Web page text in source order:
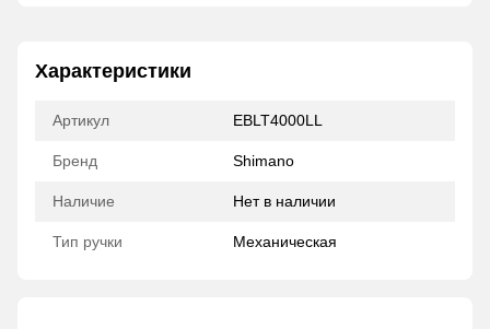
Характеристики
Артикул EBLT4000LL
Бренд Shimano
Наличие Нет в наличии
Тип ручки Механическая